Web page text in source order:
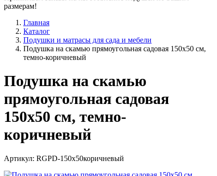
размерам!
Главная
Каталог
Подушки и матрасы для сада и мебели
Подушка на скамью прямоугольная садовая 150x50 см,
темно-коричневый
Подушка на скамью
прямоугольная садовая
150x50 см, темно-
коричневый
Артикул: RGPD-150x50коричневый